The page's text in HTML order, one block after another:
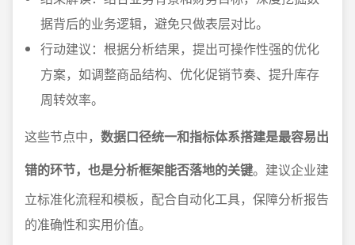
据背后的业务逻辑，避免只做表层对比。
行动建议：根据分析结果，提出可操作性强的优化
方案，如调整商品结构、优化促销节奏、提升库存
周转效率。
这些节点中， 数据口径统一和指标体系搭建是最容易出
错的环节，也是分析框架能否落地的关键。建议企业建
立标准化流程和模板，配合自动化工具，保障分析报告
的准确性和实用价值。